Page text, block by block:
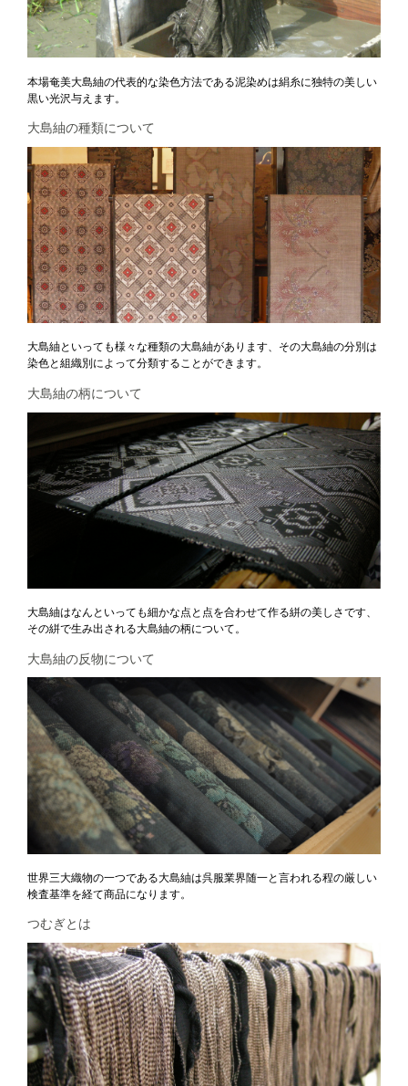
本場奄美大島紬の代表的な染色方法である泥染めは絹糸に独特の美しい
黒い光沢与えます。
大島紬の種類について
大島紬といっても様々な種類の大島紬があります、その大島紬の分別は
染色と組織別によって分類することができます。
大島紬の柄について
大島紬はなんといっても細かな点と点を合わせて作る絣の美しさです、
その絣で生み出される大島紬の柄について。
大島紬の反物について
世界三大織物の一つである大島紬は呉服業界随一と言われる程の厳しい
検査基準を経て商品になります。
つむぎとは